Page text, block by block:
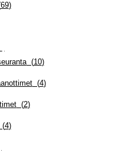
69)
(10)
(4)
(2)
4)